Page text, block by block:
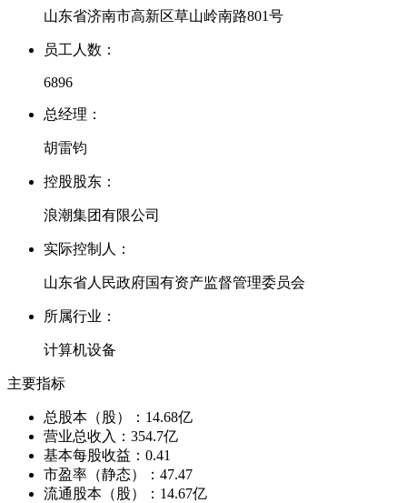
山东省济南市高新区草山岭南路801号
员工人数：
6896
总经理：
胡雷钧
控股股东：
浪潮集团有限公司
实际控制人：
山东省人民政府国有资产监督管理委员会
所属行业：
计算机设备
主要指标
总股本（股）： 14.68亿
营业总收入： 354.7亿
基本每股收益： 0.41
市盈率（静态）： 47.47
流通股本（股）： 14.67亿